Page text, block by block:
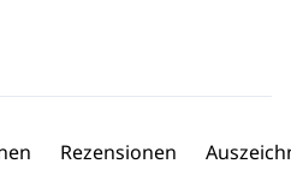
Rezensionen